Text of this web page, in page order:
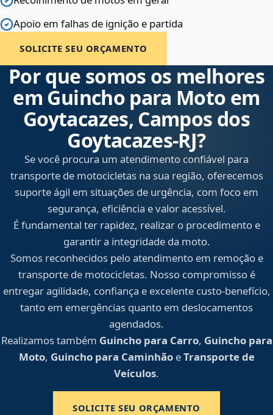
Apoio em falhas de ignição e partida
SOLICITE SEU ORÇAMENTO
Por que somos os melhores
em Guincho para Moto em
Goytacazes, Campos dos
Goytacazes‑RJ?
Se você procura um atendimento confiável para
transporte de motocicletas na sua região, oferecemos
suporte ágil em situações de urgência, com foco em
segurança, eficiência e valor acessível.
É fundamental ter rapidez, realizar o procedimento e
garantir a integridade da moto.
Somos reconhecidos pelo atendimento em remoção e
transporte de motocicletas. Nosso compromisso é
entregar agilidade, confiança e excelente custo-benefício,
tanto em emergências quanto em deslocamentos
agendados.
Realizamos também Guincho para Carro, Guincho para
Moto, Guincho para CaminhãoeTransporte de
Veículos.
SOLICITE SEU ORÇAMENTO